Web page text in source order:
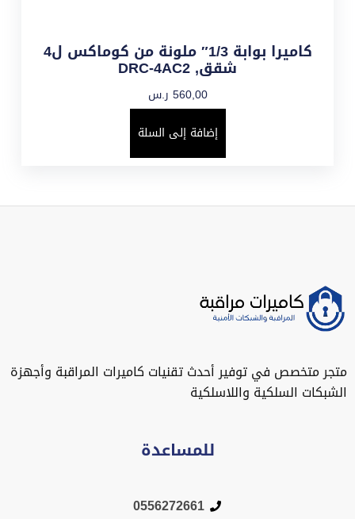
كاميرا بوابة 1/3″ ملونة من كوماكس ل4
شقق, DRC-4AC2
560,00 ر.س
إضافة إلى السلة
متجر متخصص في توفير أحدث تقنيات كاميرات المراقبة وأجهزة
الشبكات السلكية واللاسلكية
للمساعدة
0556272661